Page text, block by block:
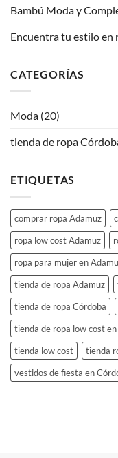
Bambú Moda y
Encuentra tu estilo en
CATEGORÍAS
Moda (20)
tienda de ropa
ETIQUETAS
comprar ropa Adamuz
ropa low cost Adamuz
ropa para mujer en
tienda de ropa Adamuz
tienda de ropa Córdoba
tienda de ropa low cost
tienda low cost
tienda
vestidos de fiesta en